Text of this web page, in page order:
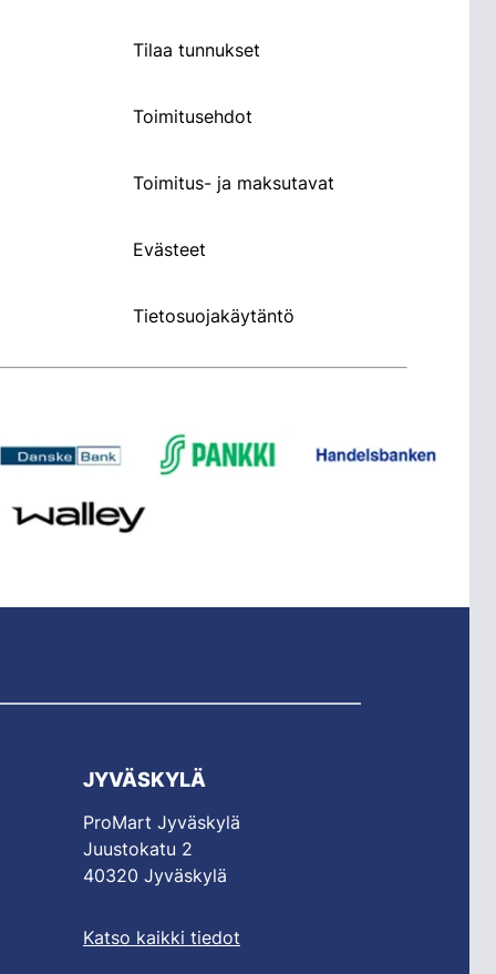
Tilaa tunnukset
Toimitusehdot
Toimitus- ja maksutavat
Evästeet
Tietosuojakäytäntö
JYVÄSKYLÄ
ProMart Jyväskylä
Juustokatu 2
40320 Jyväskylä
Katso kaikki tiedot